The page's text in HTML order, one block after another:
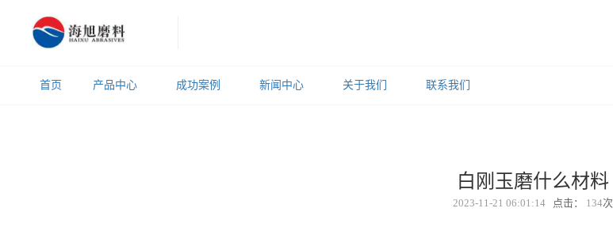
首页 产品中心 成功案例 新闻中心 关于我们 联系我们
白刚玉磨什么材料
2023-11-21 06:01:14 点击： 134次